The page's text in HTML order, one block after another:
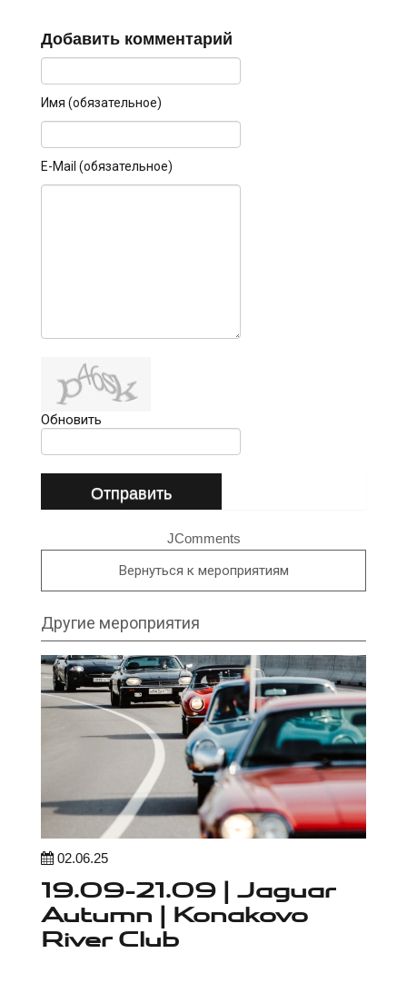
Добавить комментарий
Имя (обязательное)
E-Mail (обязательное)
Обновить
Отправить
JComments
Вернуться к мероприятиям
Другие мероприятия
02.06.25
19.09-21.09 | Jaguar
Autumn | Konakovo
River Club